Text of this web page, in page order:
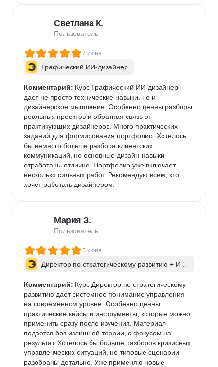
Светлана К.
Пользователь
7 июня
Графический ИИ-дизайнер
Комментарий: Курс Графический ИИ-дизайнер
дает не просто технические навыки, но и
дизайнерское мышление. Особенно ценны разборы
реальных проектов и обратная связь от
практикующих дизайнеров. Много практических
заданий для формирования портфолио. Хотелось
бы немного больше разбора клиентских
коммуникаций, но основные дизайн-навыки
отработаны отлично. Портфолио уже включает
несколько сильных работ. Рекомендую всем, кто
хочет работать дизайнером.
Мария З.
Пользователь
5 июня
Директор по стратегическому развитию + ИИ
Комментарий: Курс Директор по стратегическому
развитию дает системное понимание управления
на современном уровне. Особенно ценны
практические кейсы и инструменты, которые можно
применить сразу после изучения. Материал
подается без излишней теории, с фокусом на
результат. Хотелось бы больше разборов кризисных
управленческих ситуаций, но типовые сценарии
разобраны детально. Уже применяю новые